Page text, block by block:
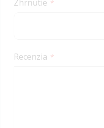
Zhrnutie
Recenzia